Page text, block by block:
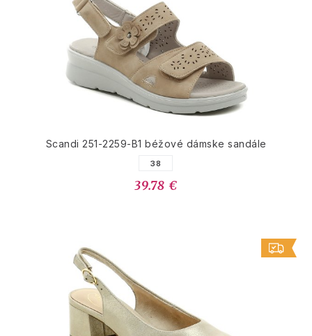
Scandi 251-2259-B1 béžové dámske sandále
38
39.78 €